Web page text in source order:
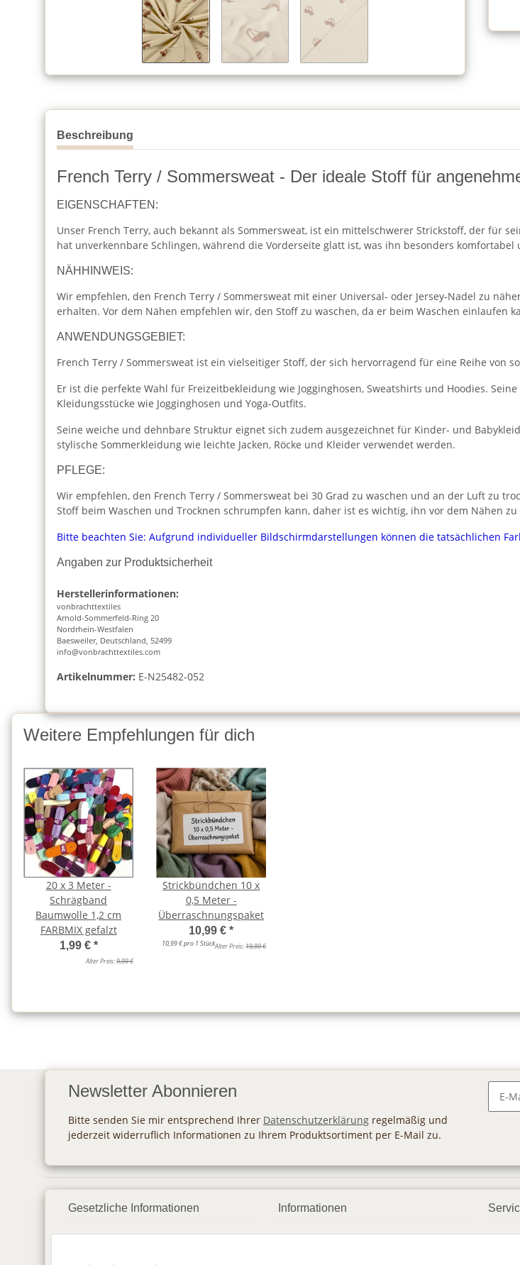
Beschreibung
French Terry / Sommersweat - Der ideale Stoff für
EIGENSCHAFTEN:
Unser French Terry, auch bekannt als Sommersweat, ist ein mittelschwerer Strickstoff, der für
hat unverkennbare Schlingen, während die Vorderseite glatt ist, was ihn besonders komfortabel
NÄHHINWEIS:
Wir empfehlen, den French Terry / Sommersweat mit einer Universal- oder Jersey-Nadel zu
erhalten. Vor dem Nähen empfehlen wir, den Stoff zu waschen, da er beim Waschen einlaufen
ANWENDUNGSGEBIET:
French Terry / Sommersweat ist ein vielseitiger Stoff, der sich hervorragend für eine Reihe von
Er ist die perfekte Wahl für Freizeitbekleidung wie Jogginghosen, Sweatshirts und Hoodies.
Kleidungsstücke wie Jogginghosen und Yoga-Outfits.
Seine weiche und dehnbare Struktur eignet sich zudem ausgezeichnet für Kinder- und
stylische Sommerkleidung wie leichte Jacken, Röcke und Kleider verwendet werden.
PFLEGE:
Wir empfehlen, den French Terry / Sommersweat bei 30 Grad zu waschen und an der Luft zu
Stoff beim Waschen und Trocknen schrumpfen kann, daher ist es wichtig, ihn vor dem Nähen zu
Bitte beachten Sie: Aufgrund individueller Bildschirmdarstellungen können die tatsächlichen
Angaben zur Produktsicherheit
Herstellerinformationen:
vonbrachttextiles
Arnold-Sommerfeld-Ring 20
Nordrhein-Westfalen
Baesweiler, Deutschland, 52499
info@vonbrachttextiles.com
Artikelnummer: E-N25482-052
Weitere Empfehlungen für dich
20 x 3 Meter -
Schrägband
Baumwolle 1,2 cm
FARBMIX gefalzt
1,99 € *
Alter Preis:9,99 €
Strickbündchen 10 x
0,5 Meter -
Überraschnungspaket
10,99 €*
10,99 € pro 1 StückAlter Preis:19,99 €
Newsletter Abonnieren
Bitte senden Sie mir entsprechend Ihrer Datenschutzerklärung regelmäßig und
jederzeit widerruflich Informationen zu Ihrem Produktsortiment per E-Mail zu.
Gesetzliche Informationen Informationen